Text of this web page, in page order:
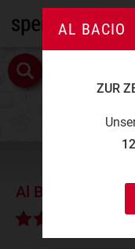
Al Bacio
∅
AL BACIO
ZUR